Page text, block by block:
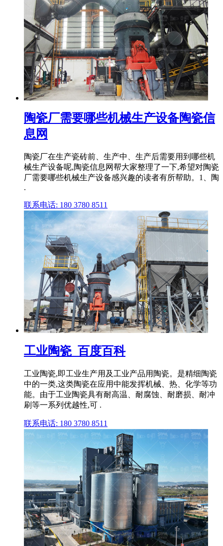
陶瓷厂需要哪些机械生产设备陶瓷信
息网
陶瓷厂在生产瓷砖前、生产中、生产后需要用到哪些机
械生产设备呢,陶瓷信息网帮大家整理了一下,希望对陶瓷
厂需要哪些机械生产设备感兴趣的读者有所帮助。1、陶
.
联系电话: 180 3780 8511
工业陶瓷_百度百科
工业陶瓷,即工业生产用及工业产品用陶瓷。是精细陶瓷
中的一类,这类陶瓷在应用中能发挥机械、热、化学等功
能。由于工业陶瓷具有耐高温、耐腐蚀、耐磨损、耐冲
刷等一系列优越性,可 .
联系电话: 180 3780 8511